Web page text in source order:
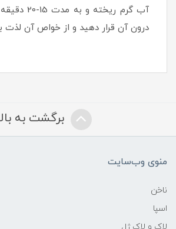
آب گرم
درون آن قرار دهید و از خواص آن لذت
برگشت به
منوی وب‌سایت
ناخن
اسپا